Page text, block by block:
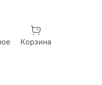
Корзина